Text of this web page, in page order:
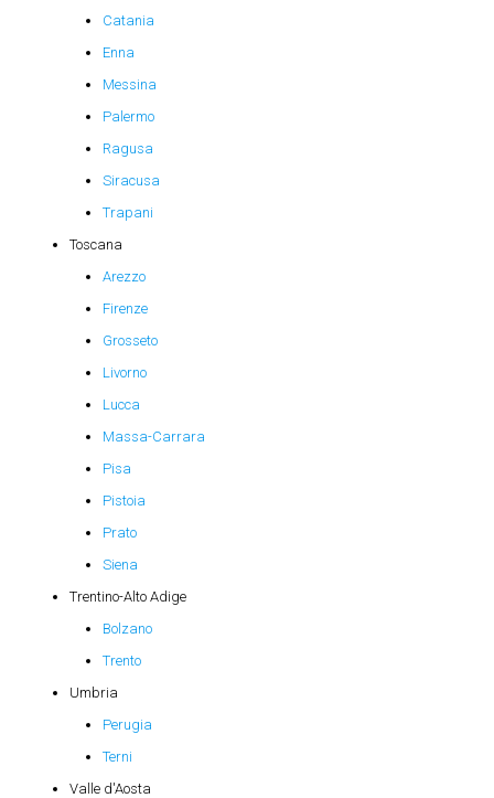
Catania
Enna
Messina
Palermo
Ragusa
Siracusa
Trapani
Toscana
Arezzo
Firenze
Grosseto
Livorno
Lucca
Massa-Carrara
Pisa
Pistoia
Prato
Siena
Trentino-Alto Adige
Bolzano
Trento
Umbria
Perugia
Terni
Valle d'Aosta